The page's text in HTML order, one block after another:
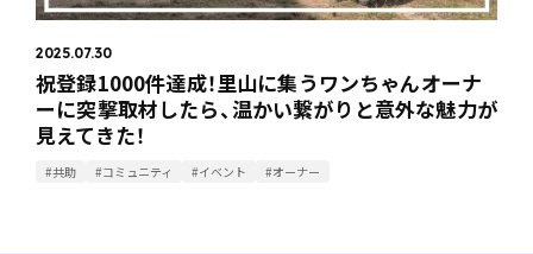
2025.07.30
祝登録1000件達成！里山に集うワンちゃんオーナ
ーに突撃取材したら、温かい繋がりと意外な魅力が
見えてきた！
#共助 #コミュニティ #イベント #オーナー